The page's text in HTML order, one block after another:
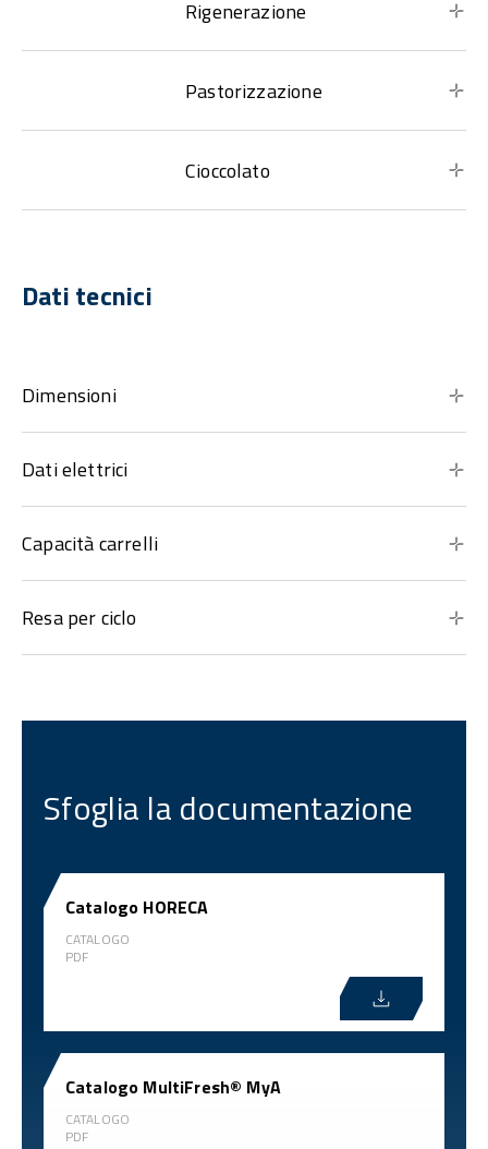
Rigenerazione
Pastorizzazione
Cioccolato
Dati tecnici
Dimensioni
Dati elettrici
Capacità carrelli
Resa per ciclo
Sfoglia la documentazione
Catalogo HORECA
CATALOGO
PDF
Catalogo MultiFresh® MyA
CATALOGO
PDF